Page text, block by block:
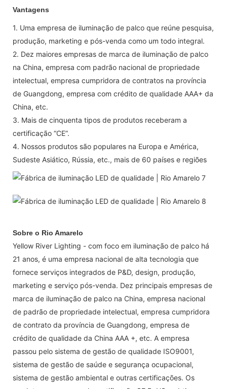
Vantagens
1. Uma empresa de iluminação de palco que reúne pesquisa,
produção, marketing e pós-venda como um todo integral.
2. Dez maiores empresas de marca de iluminação de palco
na China, empresa com padrão nacional de propriedade
intelectual, empresa cumpridora de contratos na província
de Guangdong, empresa com crédito de qualidade AAA+ da
China, etc.
3. Mais de cinquenta tipos de produtos receberam a
certificação “CE”.
4. Nossos produtos são populares na Europa e América,
Sudeste Asiático, Rússia, etc., mais de 60 países e regiões
Sobre o Rio Amarelo
Yellow River Lighting - com foco em iluminação de palco há
21 anos, é uma empresa nacional de alta tecnologia que
fornece serviços integrados de P&D, design, produção,
marketing e serviço pós-venda. Dez principais empresas de
marca de iluminação de palco na China, empresa nacional
de padrão de propriedade intelectual, empresa cumpridora
de contrato da província de Guangdong, empresa de
crédito de qualidade da China AAA +, etc. A empresa
passou pelo sistema de gestão de qualidade ISO9001,
sistema de gestão de saúde e segurança ocupacional,
sistema de gestão ambiental e outras certificações. Os